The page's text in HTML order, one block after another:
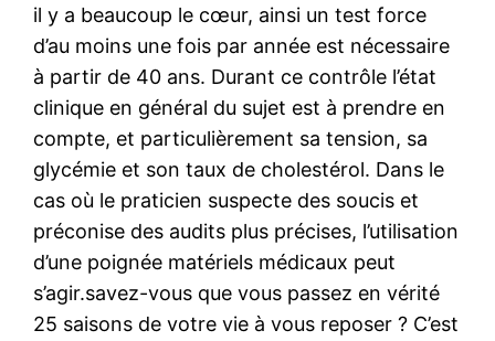
il y a beaucoup le cœur, ainsi un test force
d’au moins une fois par année est nécessaire
à partir de 40 ans. Durant ce contrôle l’état
clinique en général du sujet est à prendre en
compte, et particulièrement sa tension, sa
glycémie et son taux de cholestérol. Dans le
cas où le praticien suspecte des soucis et
préconise des audits plus précises, l’utilisation
d’une poignée matériels médicaux peut
s’agir.savez-vous que vous passez en vérité
25 saisons de votre vie à vous reposer ? C’est